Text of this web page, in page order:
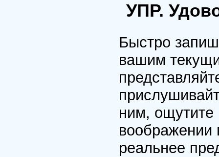
УПР.
Быстро
вашим
ним, ощутите
воображении
реальнее